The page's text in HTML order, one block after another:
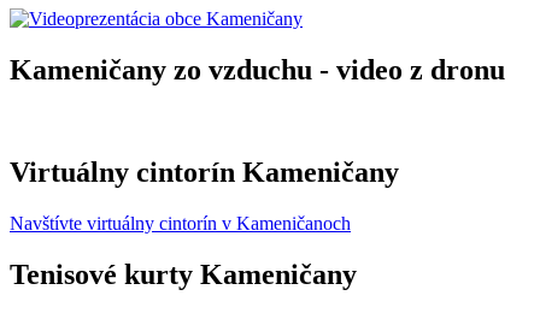
Kameničany zo vzduchu - video z dronu
Virtuálny cintorín Kameničany
Navštívte virtuálny cintorín v Kameničanoch
Tenisové kurty Kameničany